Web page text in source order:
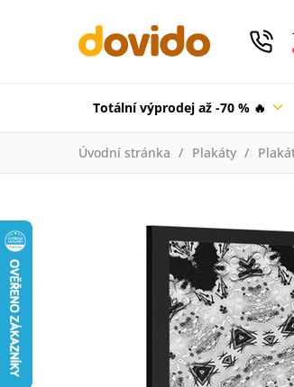
Totální výprodej až -70 % 🔥
Úvodní stránka Plakáty